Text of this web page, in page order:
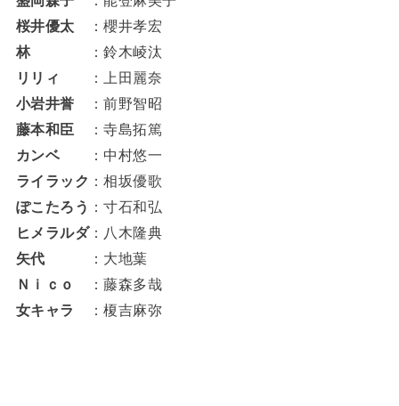
桜井優太
：櫻井孝宏
林
：鈴木崚汰
リリィ
：上田麗奈
小岩井誉
：前野智昭
藤本和臣
：寺島拓篤
カンベ
：中村悠一
ライラック ：相坂優歌
ぽこたろう ：寸石和弘
ヒメラルダ：八木隆典
矢代
：大地葉
Ｎｉｃｏ
：藤森多哉
女キャラ
：榎吉麻弥